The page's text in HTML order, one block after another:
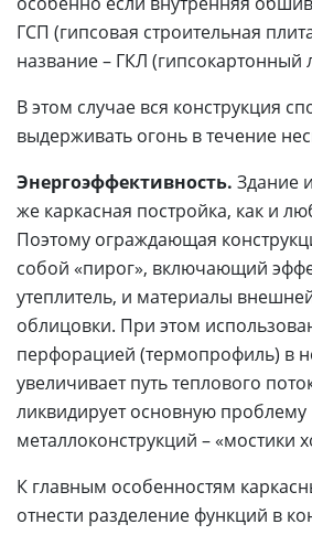
ГСП (гипсовая строительная
название – ГКЛ (гипсокартонный
В этом случае вся конструкция
выдерживать огонь в течение
Энергоэффективность. Здание
же каркасная постройка, как и
Поэтому ограждающая
собой «пирог», включающий
утеплитель, и материалы
облицовки. При этом
перфорацией (термопрофиль) в
увеличивает путь теплового
ликвидирует основную проблему
металлоконструкций – «мостики
К главным особенностям
отнести разделение функций в